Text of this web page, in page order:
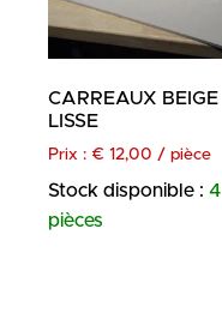
CARREAUX BEIGE
LISSE
Prix : € 12,00 / pièce
Stock disponible : 4
pièces